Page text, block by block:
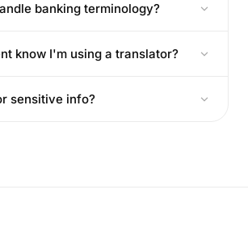
banking terminology?
know I'm using a translator?
sensitive info?